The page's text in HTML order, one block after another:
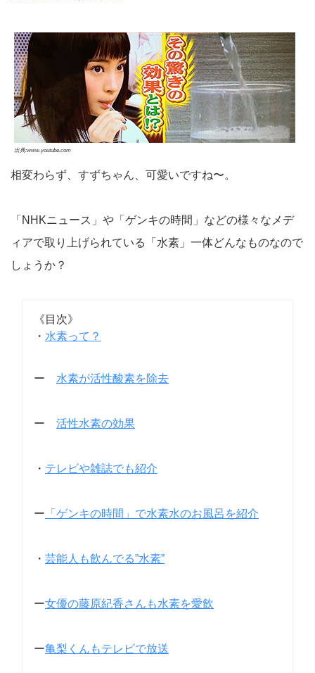
出典:www.youtube.com
相変わらず、すずちゃん、可愛いですね〜。
「NHKニュース」や「ゲンキの時間」などの様々なメデ
ィアで取り上げられている「水素」一体どんなものなので
しょうか？
《目次》
・ 水素って？
ー 水素が活性酸素を除去
ー 活性水素の効果
・ テレビや雑誌でも紹介
ー 「ゲンキの時間」で水素水のお風呂を紹介
・ 芸能人も飲んでる”水素”
ー女優の藤原紀香さんも水素を愛飲
ー亀梨くんもテレビで放送